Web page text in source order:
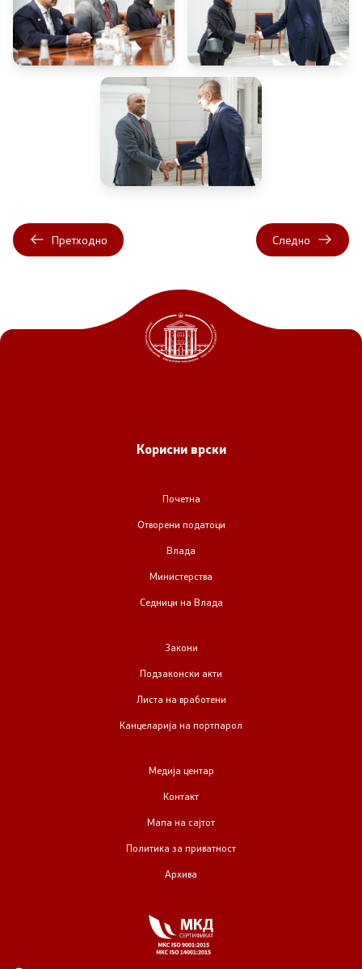
Претходно Следно
Корисни врски
Почетна
Отворени податоци
Влада
Министерства
Седници на Влада
Закони
Подзаконски акти
Листа на вработени
Канцеларија на портпарол
Медија центар
Контакт
Мапа на сајтот
Политика за приватност
Архива